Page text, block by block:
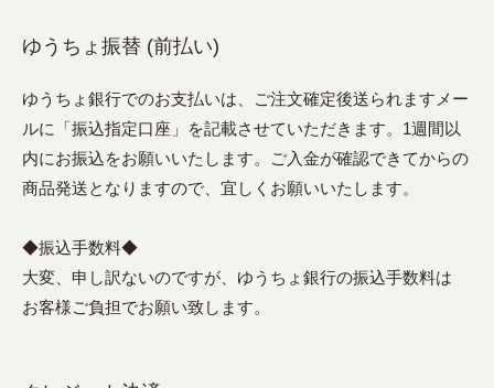
ゆうちょ振替 (前払い)
ゆうちょ銀行でのお支払いは、ご注文確定後送られますメー
ルに「振込指定口座」を記載させていただきます。1週間以
内にお振込をお願いいたします。ご入金が確認できてからの
商品発送となりますので、宜しくお願いいたします。
◆振込手数料◆
大変、申し訳ないのですが、ゆうちょ銀行の振込手数料は
お客様ご負担でお願い致します。